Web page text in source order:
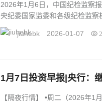
2026年1月6日，中国纪检监察
央纪委国家监委和各级纪检监察
jiuhebk 2026-01-07
1月7日投资早报|央行：
【隔夜行情】 •周二